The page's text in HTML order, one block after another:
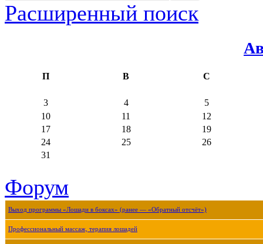
Расширенный поиск
П В С
3 4
5
10
11
12
17
18
19
24
25
26
31
Форум
Выход программы «Лошади в боксах» (ранее — «Обратный отсчёт»)
Профессиональный массаж, терапия лошадей